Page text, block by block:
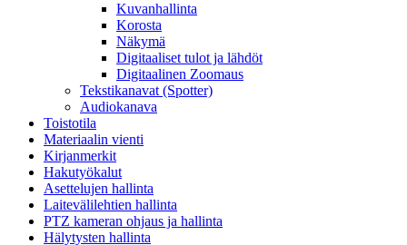
Kuvanhallinta
Korosta
Näkymä
Digitaaliset tulot ja lähdöt
Digitaalinen Zoomaus
Tekstikanavat (Spotter)
Audiokanava
Toistotila
Materiaalin vienti
Kirjanmerkit
Hakutyökalut
Asettelujen hallinta
Laitevälilehtien hallinta
PTZ kameran ohjaus ja hallinta
Hälytysten hallinta